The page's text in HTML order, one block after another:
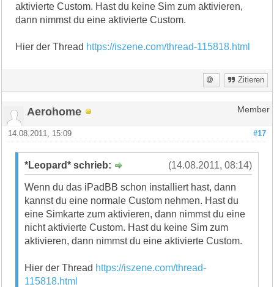
aktivierte Custom. Hast du keine Sim zum aktivieren,
dann nimmst du eine aktivierte Custom.
Hier der Thread https://iszene.com/thread-115818.html
Zitieren
Aerohome Member
#17
14.08.2011, 15:09
(14.08.2011, 08:14)
*Leopard* schrieb:
Wenn du das iPadBB schon installiert hast, dann
kannst du eine normale Custom nehmen. Hast du
eine Simkarte zum aktivieren, dann nimmst du eine
nicht aktivierte Custom. Hast du keine Sim zum
aktivieren, dann nimmst du eine aktivierte Custom.
Hier der Thread https://iszene.com/thread-
115818.html